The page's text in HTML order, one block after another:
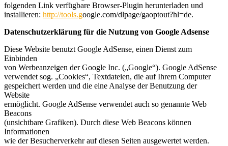
folgenden Link verfügbare Browser-Plugin herunterladen und
installieren: http://tools.google.com/dlpage/gaoptout?hl=de.
Datenschutzerklärung für die Nutzung von Google Adsense
Diese Website benutzt Google AdSense, einen Dienst zum
Einbinden
von Werbeanzeigen der Google Inc. („Google“). Google AdSense
verwendet sog. „Cookies“, Textdateien, die auf Ihrem Computer
gespeichert werden und die eine Analyse der Benutzung der
Website
ermöglicht. Google AdSense verwendet auch so genannte Web
Beacons
(unsichtbare Grafiken). Durch diese Web Beacons können
Informationen
wie der Besucherverkehr auf diesen Seiten ausgewertet werden.